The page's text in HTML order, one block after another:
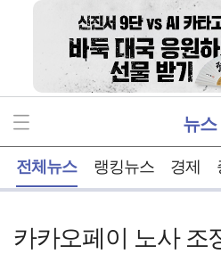
뉴스
전체뉴스 랭킹뉴스 경제
카카오페이 노사